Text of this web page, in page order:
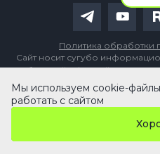
Сайт носит сугубо
публичной офертой,
Политика обработки
Мы используем cookie-
работать с сайтом